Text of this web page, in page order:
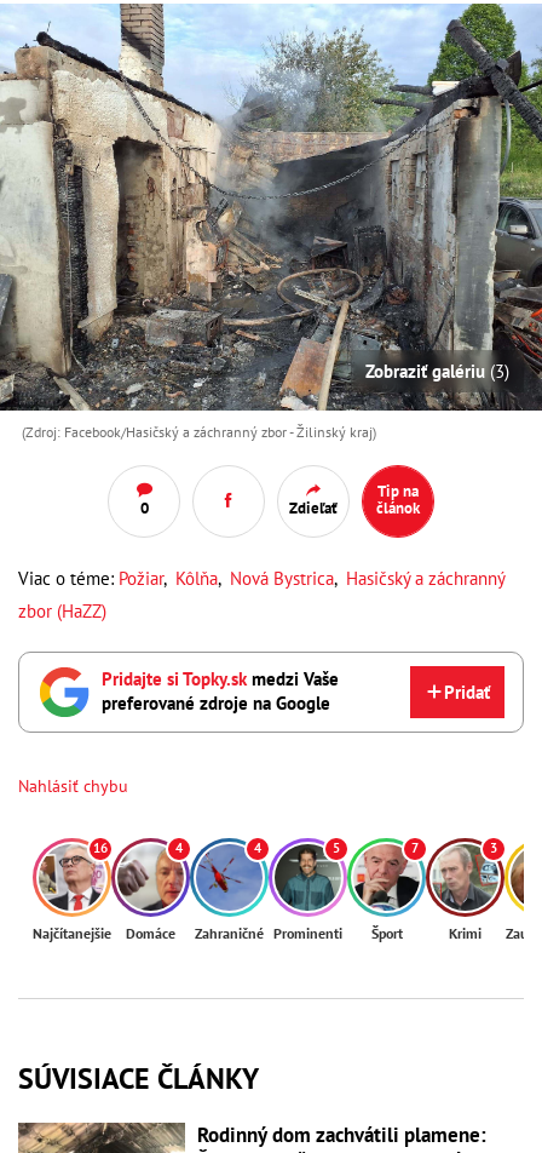
Zobraziť galériu (3)
(Zdroj: Facebook/Hasičský a záchranný zbor - Žilinský kraj)
0 Zdieľať
Tip na
článok
Viac o téme: Požiar, Kôlňa, Nová Bystrica, Hasičský a záchranný
zbor (HaZZ)
Pridajte si Topky.skmedzi Vaše
preferované zdroje na Google
Pridať
Nahlásiť chybu
16
Najčítanejšie
4
Domáce
4
Zahraničné
5
Prominenti
7
Šport
3
Krimi
SÚVISIACE ČLÁNKY
Rodinný dom zachvátili plamene: